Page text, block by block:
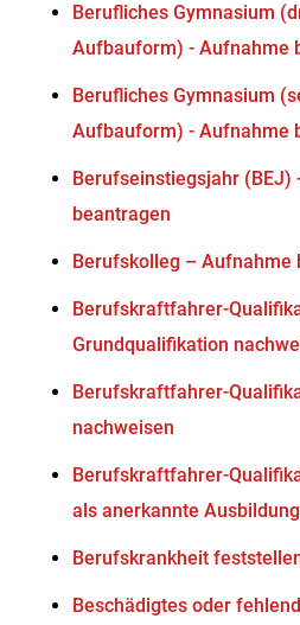
Berufliches Gymnasium
Aufbauform) - Aufnahme
Berufliches Gymnasium
Aufbauform) - Aufnahme
Berufseinstiegsjahr (BEJ)
beantragen
Berufskolleg – Aufnahme
Berufskraftfahrer-
Grundqualifikation
Berufskraftfahrer-
nachweisen
Berufskraftfahrer-
als anerkannte
Berufskrankheit
Beschädigtes oder